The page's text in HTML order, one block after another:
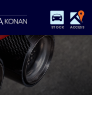
STOCK ACCESS
パーツリスト
アクセスマップ
注文販売